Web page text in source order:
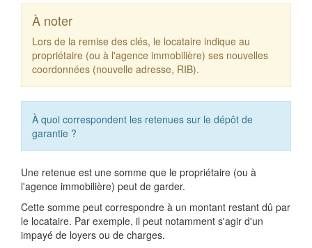
À noter
Lors de la remise des clés, le locataire indique au
propriétaire (ou à l'agence immobilière) ses nouvelles
coordonnées (nouvelle adresse, RIB).
À quoi correspondent les retenues sur le dépôt de
garantie ?
Une retenue est une somme que le propriétaire (ou à
l'agence immobilière) peut de garder.
Cette somme peut correspondre à un montant restant dû par
le locataire. Par exemple, il peut notamment s'agir d'un
impayé de loyers ou de charges.